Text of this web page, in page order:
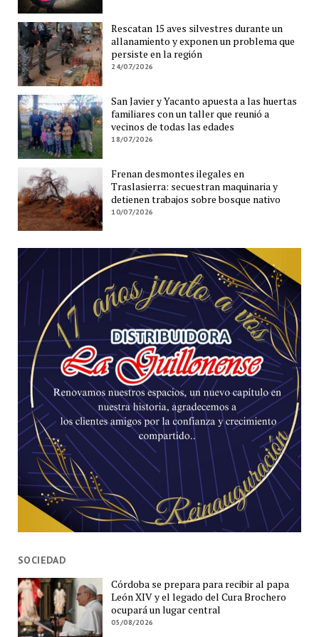
Rescatan 15 aves silvestres durante un
allanamiento y exponen un problema que
persiste en la región
24/07/2026
San Javier y Yacanto apuesta a las huertas
familiares con un taller que reunió a
vecinos de todas las edades
18/07/2026
Frenan desmontes ilegales en
Traslasierra: secuestran maquinaria y
detienen trabajos sobre bosque nativo
10/07/2026
SOCIEDAD
Córdoba se prepara para recibir al papa
León XIV y el legado del Cura Brochero
ocupará un lugar central
05/08/2026